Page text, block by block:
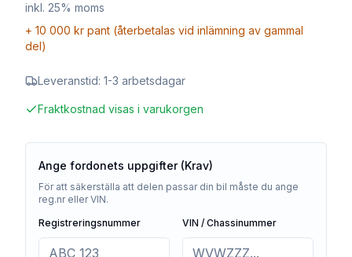
inkl. 25% moms
+ 10 000 kr pant (återbetalas vid inlämning av gammal
del)
Leveranstid: 1-3 arbetsdagar
Fraktkostnad visas i varukorgen
Ange fordonets uppgifter (Krav)
För att säkerställa att delen passar din bil måste du ange
reg.nr eller VIN.
Registreringsnummer
VIN / Chassinummer